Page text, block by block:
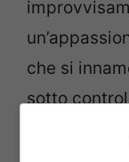
che si
sotto
pazienti